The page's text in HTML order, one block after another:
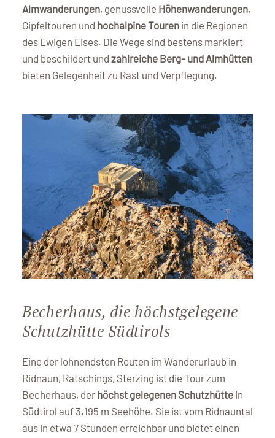
Almwanderungen, genussvolle Höhenwanderungen,
Gipfeltouren und hochalpine Touren in die Regionen
des Ewigen Eises. Die Wege sind bestens markiert
und beschildert und zahlreiche Berg- und Almhütten
bieten Gelegenheit zu Rast und Verpflegung.
Becherhaus, die höchstgelegene
Schutzhütte Südtirols
Eine der lohnendsten Routen im Wanderurlaub in
Ridnaun, Ratschings, Sterzing ist die Tour zum
Becherhaus, der höchst gelegenen Schutzhütte in
Südtirol auf 3.195 m Seehöhe. Sie ist vom Ridnauntal
aus in etwa 7 Stunden erreichbar und bietet einen